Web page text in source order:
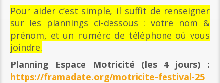
Pour aider c’est simple, il suffit de renseigner
sur les plannings ci-dessous : votre nom &
prénom, et un numéro de téléphone où vous
joindre.
Planning Espace Motricité (les 4 jours) :
https://framadate.org/motricite-festival-25